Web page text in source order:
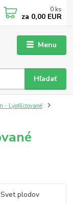
Menu
Hľadať
0 ks
za 0,00 EUR
- Lyofilizované